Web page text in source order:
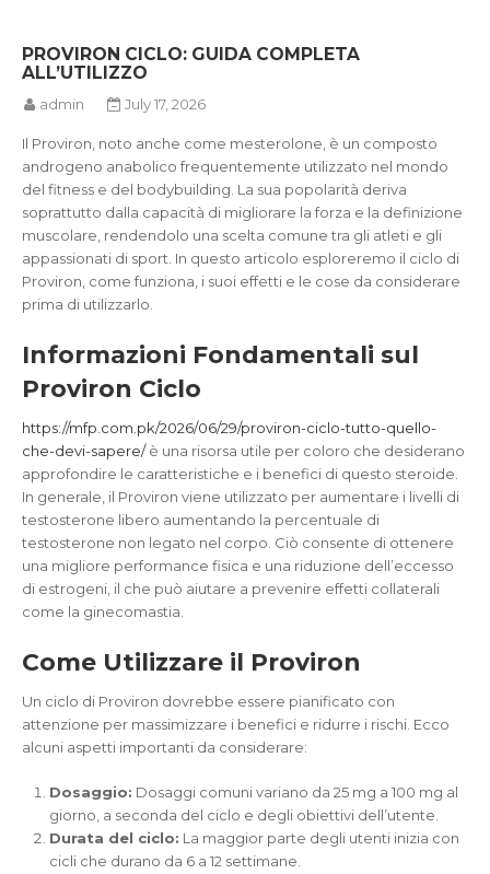
PROVIRON CICLO: GUIDA COMPLETA
ALL’UTILIZZO
admin July 17, 2026
Il Proviron, noto anche come mesterolone, è un composto
androgeno anabolico frequentemente utilizzato nel mondo
del fitness e del bodybuilding. La sua popolarità deriva
soprattutto dalla capacità di migliorare la forza e la definizione
muscolare, rendendolo una scelta comune tra gli atleti e gli
appassionati di sport. In questo articolo esploreremo il ciclo di
Proviron, come funziona, i suoi effetti e le cose da considerare
prima di utilizzarlo.
Informazioni Fondamentali sul
Proviron Ciclo
https://mfp.com.pk/2026/06/29/proviron-ciclo-tutto-quello-
che-devi-sapere/è una risorsa utile per coloro che desiderano
approfondire le caratteristiche e i benefici di questo steroide.
In generale, il Proviron viene utilizzato per aumentare i livelli di
testosterone libero aumentando la percentuale di
testosterone non legato nel corpo. Ciò consente di ottenere
una migliore performance fisica e una riduzione dell’eccesso
di estrogeni, il che può aiutare a prevenire effetti collaterali
come la ginecomastia.
Come Utilizzare il Proviron
Un ciclo di Proviron dovrebbe essere pianificato con
attenzione per massimizzare i benefici e ridurre i rischi. Ecco
alcuni aspetti importanti da considerare:
Dosaggio: Dosaggi comuni variano da 25 mg a 100 mg al
giorno, a seconda del ciclo e degli obiettivi dell’utente.
Durata del ciclo: La maggior parte degli utenti inizia con
cicli che durano da 6 a 12 settimane.